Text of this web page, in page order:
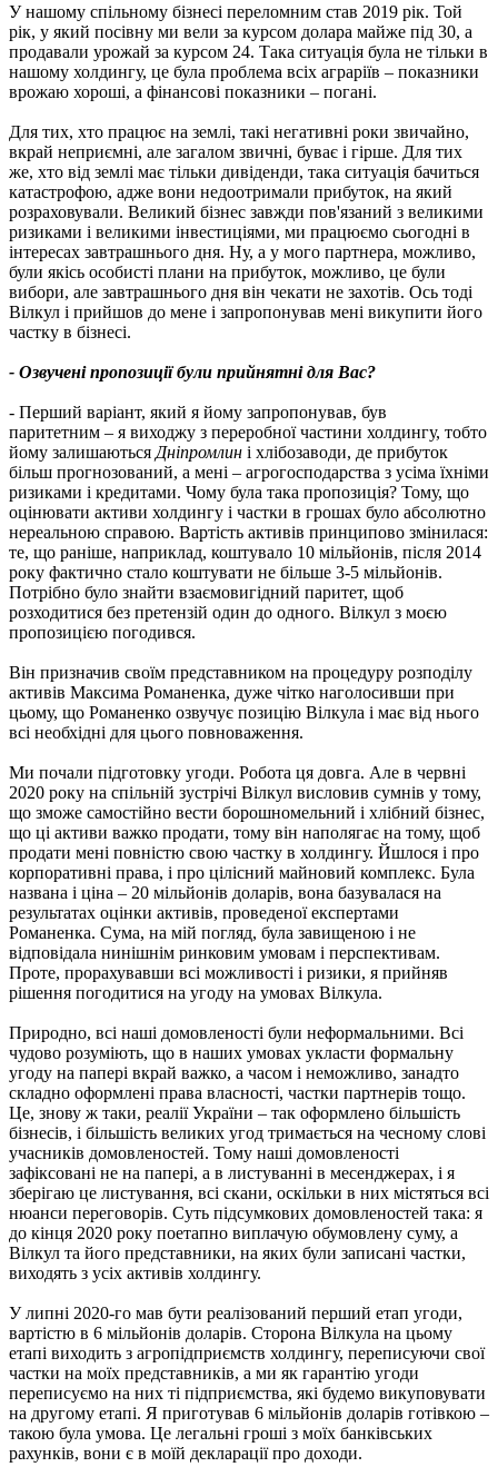
У нашому спільному бізнесі переломним став 2019 рік. Той
рік, у який посівну ми вели за курсом долара майже під 30, а
продавали урожай за курсом 24. Така ситуація була не тільки в
нашому холдингу, це була проблема всіх аграріїв – показники
врожаю хороші, а фінансові показники – погані.
Для тих, хто працює на землі, такі негативні роки звичайно,
вкрай неприємні, але загалом звичні, буває і гірше. Для тих
же, хто від землі має тільки дивіденди, така ситуація бачиться
катастрофою, адже вони недоотримали прибуток, на який
розраховували. Великий бізнес завжди пов'язаний з великими
ризиками і великими інвестиціями, ми працюємо сьогодні в
інтересах завтрашнього дня. Ну, а у мого партнера, можливо,
були якісь особисті плани на прибуток, можливо, це були
вибори, але завтрашнього дня він чекати не захотів. Ось тоді
Вілкул і прийшов до мене і запропонував мені викупити його
частку в бізнесі.
- Озвучені пропозиції були прийнятні для Вас?
- Перший варіант, який я йому запропонував, був
паритетним – я виходжу з переробної частини холдингу, тобто
йому залишаються Дніпромлин і хлібозаводи, де прибуток
більш прогнозований, а мені – агрогосподарства з усіма їхніми
ризиками і кредитами. Чому була така пропозиція? Тому, що
оцінювати активи холдингу і частки в грошах було абсолютно
нереальною справою. Вартість активів принципово змінилася:
те, що раніше, наприклад, коштувало 10 мільйонів, після 2014
року фактично стало коштувати не більше 3-5 мільйонів.
Потрібно було знайти взаємовигідний паритет, щоб
розходитися без претензій один до одного. Вілкул з моєю
пропозицією погодився.
Він призначив своїм представником на процедуру розподілу
активів Максима Романенка, дуже чітко наголосивши при
цьому, що Романенко озвучує позицію Вілкула і має від нього
всі необхідні для цього повноваження.
Ми почали підготовку угоди. Робота ця довга. Але в червні
2020 року на спільній зустрічі Вілкул висловив сумнів у тому,
що зможе самостійно вести борошномельний і хлібний бізнес,
що ці активи важко продати, тому він наполягає на тому, щоб
продати мені повністю свою частку в холдингу. Йшлося і про
корпоративні права, і про цілісний майновий комплекс. Була
названа і ціна – 20 мільйонів доларів, вона базувалася на
результатах оцінки активів, проведеної експертами
Романенка. Сума, на мій погляд, була завищеною і не
відповідала нинішнім ринковим умовам і перспективам.
Проте, прорахувавши всі можливості і ризики, я прийняв
рішення погодитися на угоду на умовах Вілкула.
Природно, всі наші домовленості були неформальними. Всі
чудово розуміють, що в наших умовах укласти формальну
угоду на папері вкрай важко, а часом і неможливо, занадто
складно оформлені права власності, частки партнерів тощо.
Це, знову ж таки, реалії України – так оформлено більшість
бізнесів, і більшість великих угод тримається на чесному слові
учасників домовленостей. Тому наші домовленості
зафіксовані не на папері, а в листуванні в месенджерах, і я
зберігаю це листування, всі скани, оскільки в них містяться всі
нюанси переговорів. Суть підсумкових домовленостей така: я
до кінця 2020 року поетапно виплачую обумовлену суму, а
Вілкул та його представники, на яких були записані частки,
виходять з усіх активів холдингу.
У липні 2020-го мав бути реалізований перший етап угоди,
вартістю в 6 мільйонів доларів. Сторона Вілкула на цьому
етапі виходить з агропідприємств холдингу, переписуючи свої
частки на моїх представників, а ми як гарантію угоди
переписуємо на них ті підприємства, які будемо викуповувати
на другому етапі. Я приготував 6 мільйонів доларів готівкою –
такою була умова. Це легальні гроші з моїх банківських
рахунків, вони є в моїй декларації про доходи.